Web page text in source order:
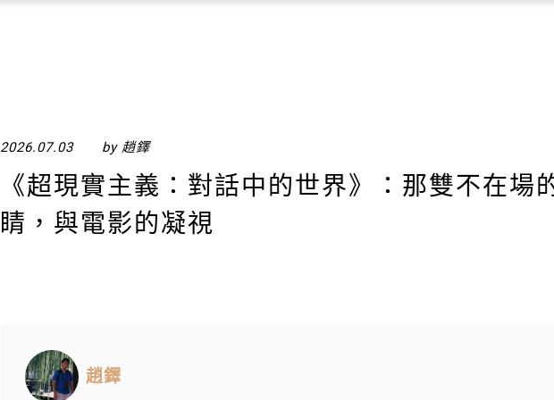
2026.07.03 by 趙鐸
《超現實主義：對話中的世界》：那雙不在場
睛，與電影的凝視
趙鐸